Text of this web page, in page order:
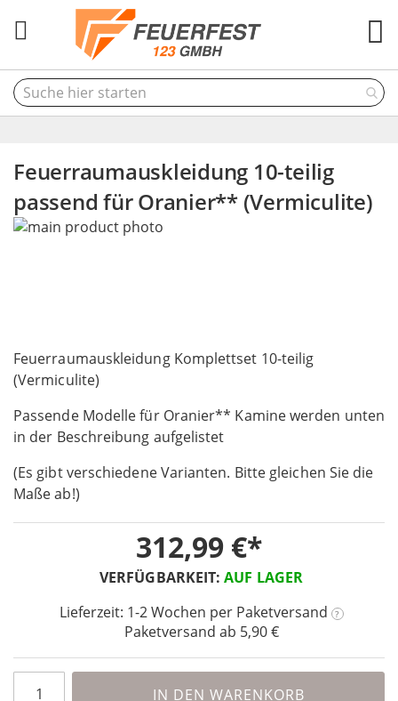
Feuerraumauskleidung 10-teilig
passend für Oranier** (Vermiculite)
Feuerraumauskleidung Komplettset 10-teilig
(Vermiculite)
Passende Modelle für Oranier** Kamine werden unten
in der Beschreibung aufgelistet
(Es gibt verschiedene Varianten. Bitte gleichen Sie die
Maße ab!)
VERFÜGBARKEIT:AUF LAGER
Lieferzeit: 1-2 Wochen per Paketversand ?
Paketversand ab 5,90 €
312,99 €
IN DEN WARENKORB
Skip
gallery
to
the
of
the
gallery